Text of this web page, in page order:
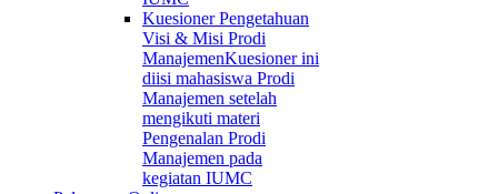
Kuesioner Pengetahuan
Visi & Misi Prodi
ManajemenKuesioner ini
diisi mahasiswa Prodi
Manajemen setelah
mengikuti materi
Pengenalan Prodi
Manajemen pada
kegiatan IUMC